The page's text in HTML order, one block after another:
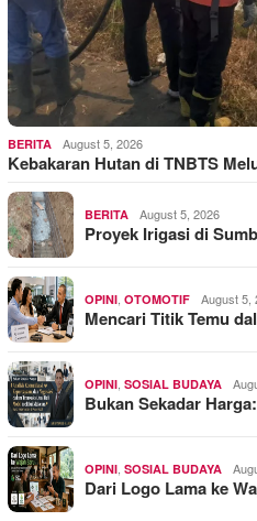
BERITA August 5, 2026
Kebakaran Hutan di TNBTS
BERITA August 5, 2026
Proyek Irigasi di
OPINI OTOMOTIF August 5,
Mencari Titik Temu
OPINI SOSIAL BUDAYA
Bukan Sekadar
OPINI SOSIAL BUDAYA
Dari Logo Lama ke